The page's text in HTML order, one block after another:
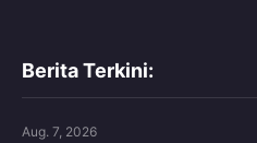
Berita Terkini:
Aug. 7, 2026